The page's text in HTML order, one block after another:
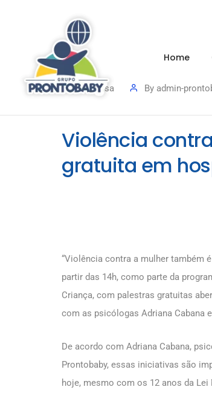
Home
Imprensa By admin-
Violência
gratuita em
“Violência contra a mulher também
partir das 14h, como parte da
Criança, com palestras gratuitas
com as psicólogas Adriana Cabana
De acordo com Adriana Cabana,
Prontobaby, essas iniciativas são
hoje, mesmo com os 12 anos da Lei